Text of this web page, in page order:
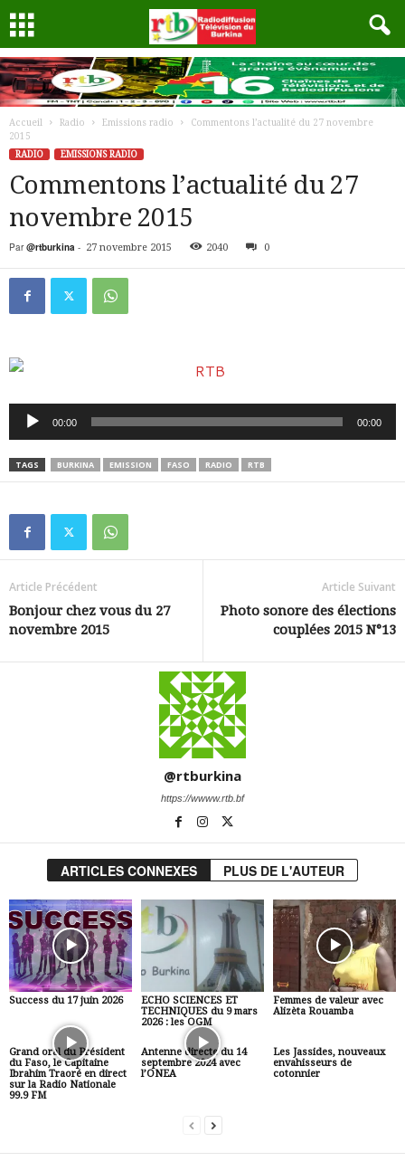
Accueil Radio Emissions radio
Commentons l’actualité du 27 novembre
2015
RADIO
EMISSIONS RADIO
Commentons l’actualité du 27
novembre 2015
Par @rtburkina - 27 novembre 2015 2040 0
Lecteur
audio
00:00 00:00
TAGS BURKINA EMISSION FASO RADIO RTB
Article Précédent
Bonjour chez vous du 27
novembre 2015
Article Suivant
Photo sonore des élections
couplées 2015 N°13
@rtburkina
https://wwww.rtb.bf
ARTICLES CONNEXES PLUS DE L'AUTEUR
Success du 17 juin 2026
ECHO SCIENCES ET
TECHNIQUES du 9 mars
2026 : les OGM
Femmes de valeur avec
Alizèta Rouamba
Grand oral du Président
du Faso, le Capitaine
Ibrahim Traoré en direct
sur la Radio Nationale
99.9 FM
Antenne directe du 14
septembre 2024 avec
l’ONEA
Les Jassides, nouveaux
envahisseurs de
cotonnier